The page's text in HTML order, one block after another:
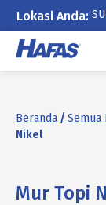
Lokasi Anda:
Lewati
konten
Beranda / Semua
Nikel
Mur Topi